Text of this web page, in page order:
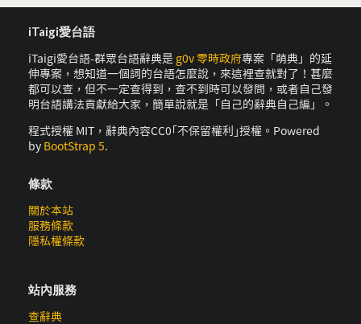
iTaigi愛台語
iTaigi愛台語-群眾台語辭典是 g0v 零時政府專案「萌典」的延
伸專案，想知道一個詞的台語怎麼說，來這裡查就對了！甚麼
都可以查，但不一定查得到，查不到時可以發問，或者自己發
明台語講法貢獻給大家，簡單說就是「自己的辭典自己編」。
程式授權 MIT，辭典內容CC0｢不保留權利｣授權。Powered
by BootStrap 5.
條款
關於本站
服務條款
隱私權條款
站內服務
查辭典